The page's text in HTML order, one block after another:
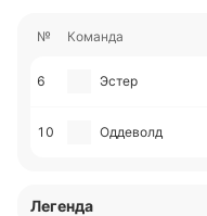
№ Команда
6 Эстер
10 Оддеволд
Легенда